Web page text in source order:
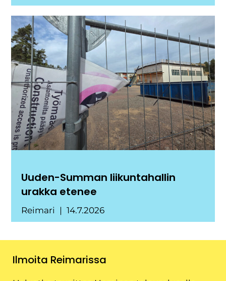
Uuden-Summan liikuntahallin
urakka etenee
Reimari 14.7.2026
Ilmoita Reimarissa